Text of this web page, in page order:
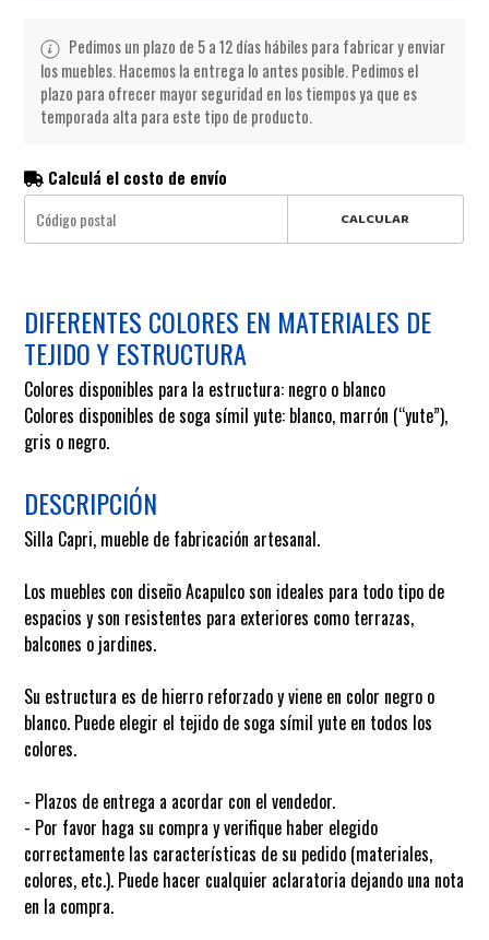
Pedimos un plazo de 5 a 12 días hábiles para fabricar y enviar
los muebles. Hacemos la entrega lo antes posible. Pedimos el
plazo para ofrecer mayor seguridad en los tiempos ya que es
temporada alta para este tipo de producto.
Calculá el costo de envío
CALCULAR
DIFERENTES COLORES EN MATERIALES DE
TEJIDO Y ESTRUCTURA
Colores disponibles para la estructura: negro o blanco
Colores disponibles de soga símil yute: blanco, marrón (“yute”),
gris o negro.
DESCRIPCIÓN
Silla Capri, mueble de fabricación artesanal.
Los muebles con diseño Acapulco son ideales para todo tipo de
espacios y son resistentes para exteriores como terrazas,
balcones o jardines.
Su estructura es de hierro reforzado y viene en color negro o
blanco. Puede elegir el tejido de soga símil yute en todos los
colores.
- Plazos de entrega a acordar con el vendedor.
- Por favor haga su compra y verifique haber elegido
correctamente las características de su pedido (materiales,
colores, etc.). Puede hacer cualquier aclaratoria dejando una nota
en la compra.